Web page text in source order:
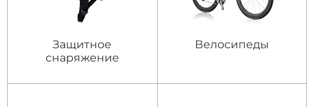
Защитное
снаряжение
Велосипеды